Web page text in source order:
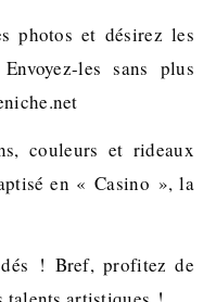
photos et désirez les
les sans plus
couleurs et rideaux
en « Casino », la
! Bref, profitez de